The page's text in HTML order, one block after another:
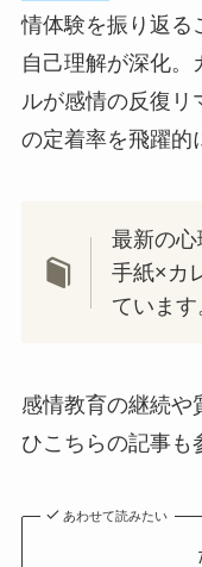
情体験を振り返る
自己理解が深化。
ルが感情の反復リ
の定着率を飛躍的
最新の
手紙×カ
ています
感情教育の継続や
ひこちらの記事も
あわせて読みたい